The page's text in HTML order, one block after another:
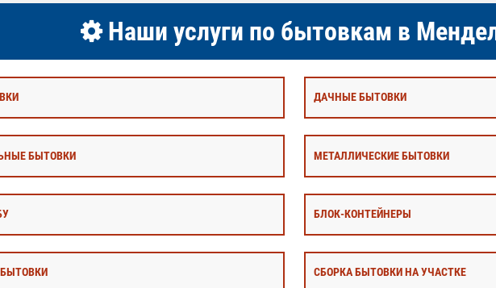
Наши услуги по бытовкам в
ДАЧНЫЕ БЫТОВКИ
БЫТОВКИ МЕТАЛЛИЧЕСКИЕ БЫТОВКИ
БЛОК-КОНТЕЙНЕРЫ
СБОРКА БЫТОВКИ НА УЧАСТКЕ